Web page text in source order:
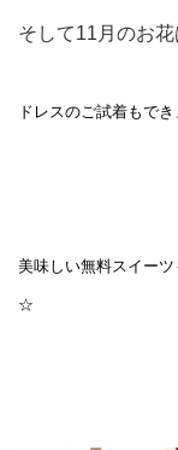
そして11月のお花
ドレスのご試着もでき
美味しい無料スイー
☆